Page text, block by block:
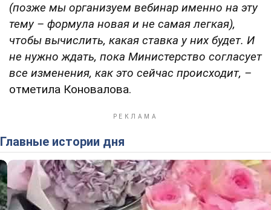
(позже мы организуем вебинар именно на эту
тему – формула новая и не самая легкая),
чтобы вычислить, какая ставка у них будет. И
не нужно ждать, пока Министерство согласует
все изменения, как это сейчас происходит, –
отметила Коновалова.
Главные истории дня